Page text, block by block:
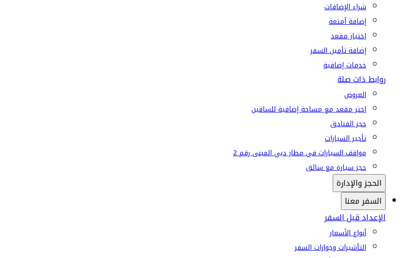
شراء الإضافات
إضافة أمتعة
اختيار مقعد
إضافة تأمين السفر
خدمات إضافية
روابط ذات صلة
العروض
اختر مقعد مع مساحة إضافية للساقين
حجز الفنادق
تأجير السيارات
مواقف السيارات في مطار دبي المبنى رقم 2
حجز سيارة مع سائق
الحجز والإدارة
السفر معنا
الإعداد قبل السفر
أنواع الأسعار
التأشيرات وجوازات السفر